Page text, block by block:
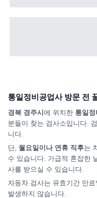
통일정비공업사방문 전
경북 경주시 에 위치한 통일
분들이 찾는 검사소입니다.
니다.
단, 월요일이나 연휴 직후는
수 있습니다. 가급적 혼잡한
사를 받으실 수 있습니다.
자동차 검사는 유효기간 만
발생하지 않습니다.